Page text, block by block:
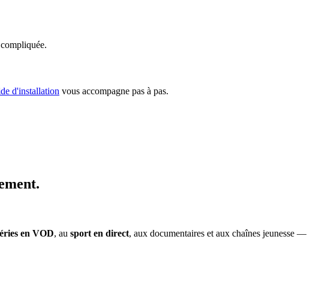
d'installation vous accompagne pas à pas.
en VOD, au sport en direct, aux documentaires et aux chaînes jeunesse —